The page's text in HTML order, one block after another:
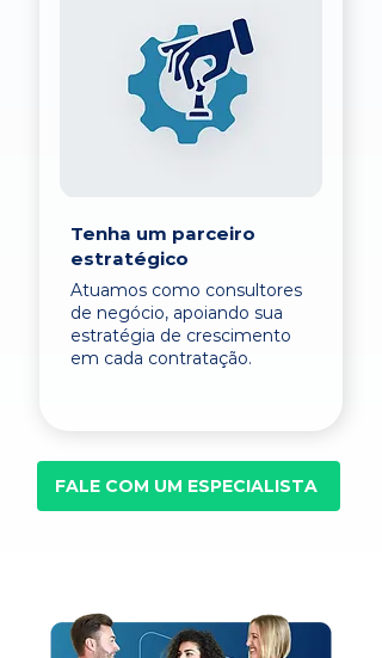
Tenha um parceiro
estratégico
Atuamos como consultores
de negócio, apoiando sua
estratégia de crescimento
em cada contratação.
FALE COM UM ESPECIALISTA